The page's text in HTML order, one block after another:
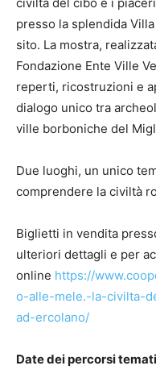
presso la splendida
sito. La mostra,
Fondazione Ente Ville
reperti, ricostruzioni e
dialogo unico tra
ville borboniche del
Due luoghi, un unico
comprendere la civiltà
Biglietti in vendita
ulteriori dettagli e per
online https://
o-alle-mele.-la-civilta-
ad-ercolano/
Date dei percorsi